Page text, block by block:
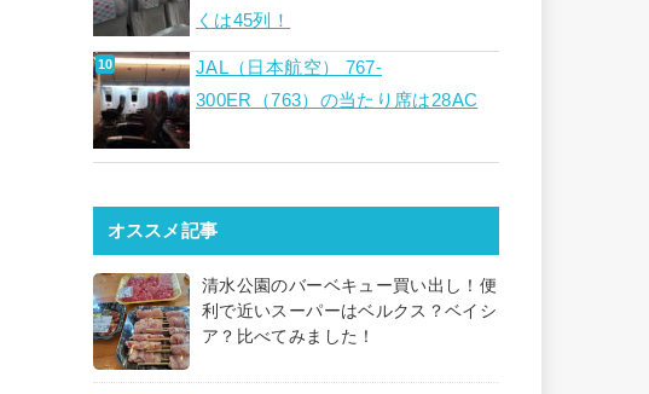
くは45列！
JAL（日本航空） 767-
300ER（763）の当たり席は28AC
オススメ記事
清水公園のバーベキュー買い出し！便
利で近いスーパーはベルクス？ベイシ
ア？比べてみました！